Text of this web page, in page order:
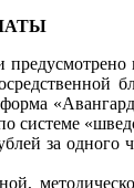
системе
за одного